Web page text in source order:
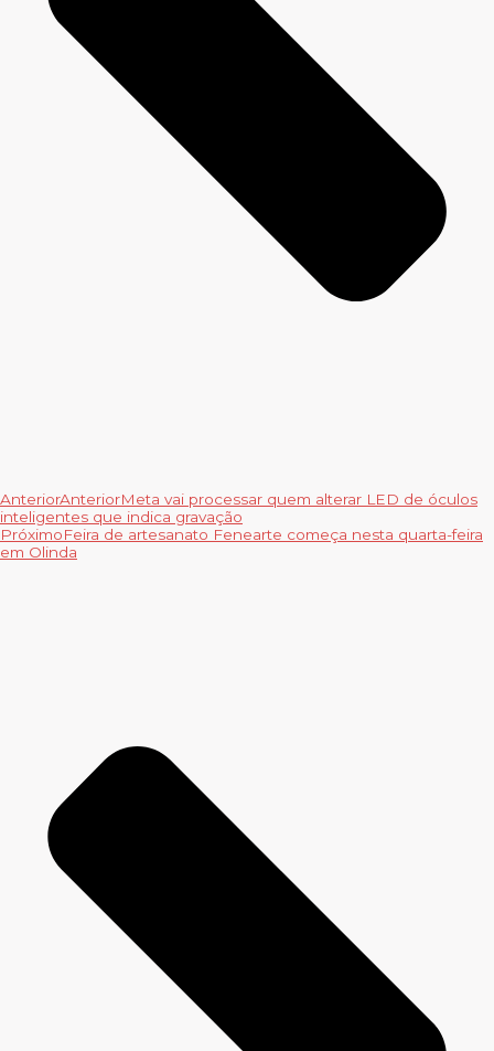
AnteriorAnteriorMeta vai processar quem alterar LED de óculos
inteligentes que indica gravação
PróximoFeira de artesanato Fenearte começa nesta quarta-feira
em Olinda